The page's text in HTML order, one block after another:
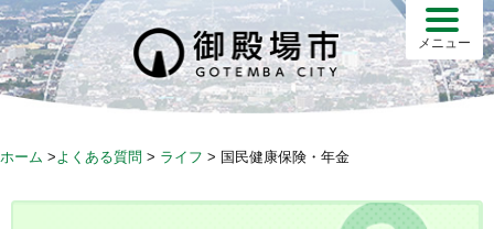
S
k
i
p
メニュー
ホーム > よくある質問 > ライフ > 国民健康保険・年金